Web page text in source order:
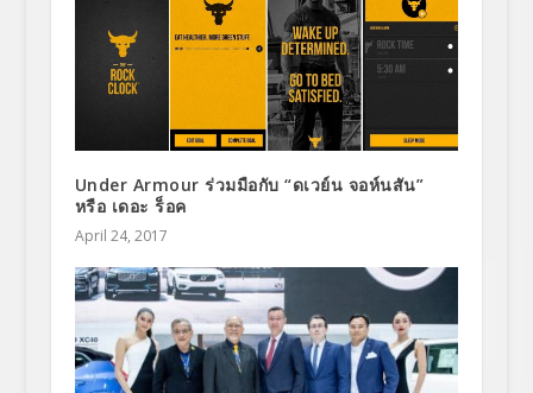
Under Armour ร่วมมือกับ “ดเวย์น จอห์นสัน”
หรือ เดอะ ร็อค
April 24, 2017